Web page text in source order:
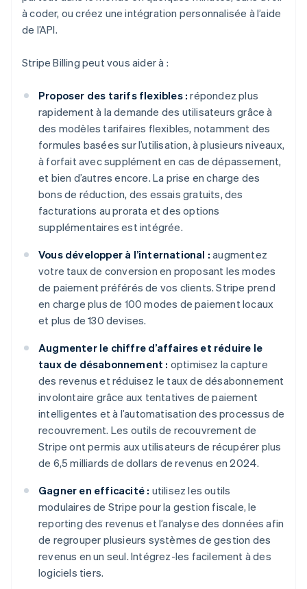
à coder, ou créez une intégration personnalisée à l’aide
de l’API.
Stripe Billing peut vous aider à :
Proposer des tarifs flexibles : répondez plus
rapidement à la demande des utilisateurs grâce à
des modèles tarifaires flexibles, notamment des
formules basées sur l’utilisation, à plusieurs niveaux,
à forfait avec supplément en cas de dépassement,
et bien d’autres encore. La prise en charge des
bons de réduction, des essais gratuits, des
facturations au prorata et des options
supplémentaires est intégrée.
Vous développer à l’international : augmentez
votre taux de conversion en proposant les modes
de paiement préférés de vos clients. Stripe prend
en charge plus de 100 modes de paiement locaux
et plus de 130 devises.
Augmenter le chiffre d’affaires et réduire le
taux de désabonnement : optimisez la capture
des revenus et réduisez le taux de désabonnement
involontaire grâce aux tentatives de paiement
intelligentes et à l’automatisation des processus de
recouvrement. Les outils de recouvrement de
Stripe ont permis aux utilisateurs de récupérer plus
de 6,5 milliards de dollars de revenus en 2024.
Gagner en efficacité : utilisez les outils
modulaires de Stripe pour la gestion fiscale, le
reporting des revenus et l’analyse des données afin
de regrouper plusieurs systèmes de gestion des
revenus en un seul. Intégrez-les facilement à des
logiciels tiers.